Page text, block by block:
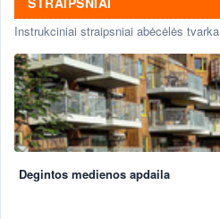
Instrukciniai straipsniai abėcėlės tvarka
Degintos medienos apdaila